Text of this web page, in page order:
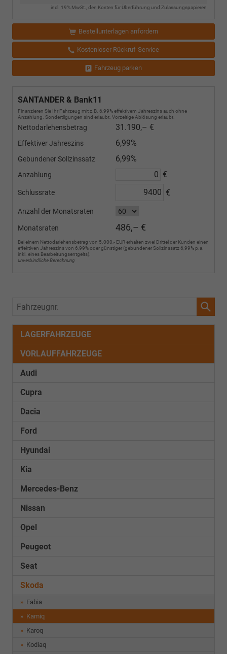
incl. 19% MwSt., den Kosten für Überführung und Zulassungspapieren
Bestellunterlagen anfordern
Kostenloser Rückruf-Service
Fahrzeug parken
SANTANDER & Bank11
Finanzieren Sie Ihr Fahrzeug mit z.B. 6,99% effektivem Jahreszins auch ohne
Anzahlung. Sondertilgungen sind erlaubt. Vorzeitige Ablösung erlaubt.
Nettodarlehensbetrag 31.190,– €
Effektiver Jahreszins 6,99%
Gebundener Sollzinssatz 6,99%
Anzahlung €
Schlussrate €
Anzahl der Monatsraten
Monatsraten 486,– €
Bei einem Nettodarlehensbetrag von 5.000,- EUR erhalten zwei Drittel der Kunden einen
effektiven Jahreszins von 6,99% oder günstiger (gebundener Sollzinssatz 6,99% p.a.
inkl. eines Bearbeitungsentgelts).
unverbindliche Berechnung
Fahrzeugnr.
LAGERFAHRZEUGE
VORLAUFFAHRZEUGE
Audi
Cupra
Dacia
Ford
Hyundai
Kia
Mercedes-Benz
Nissan
Opel
Peugeot
Seat
Skoda
Fabia
Kamiq
Karoq
Kodiaq